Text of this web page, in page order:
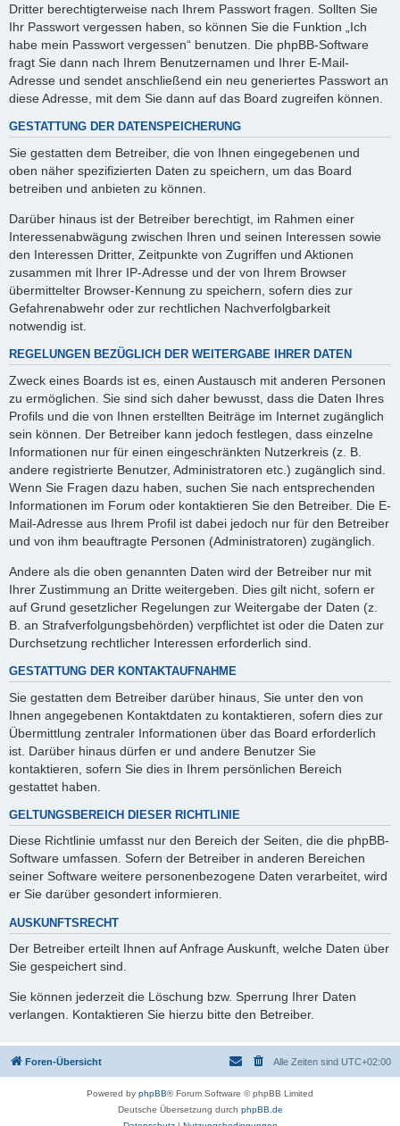
Dritter berechtigterweise nach Ihrem Passwort fragen. Sollten Sie
Ihr Passwort vergessen haben, so können Sie die Funktion „Ich
habe mein Passwort vergessen“ benutzen. Die phpBB-Software
fragt Sie dann nach Ihrem Benutzernamen und Ihrer E-Mail-
Adresse und sendet anschließend ein neu generiertes Passwort an
diese Adresse, mit dem Sie dann auf das Board zugreifen können.
GESTATTUNG DER DATENSPEICHERUNG
Sie gestatten dem Betreiber, die von Ihnen eingegebenen und
oben näher spezifizierten Daten zu speichern, um das Board
betreiben und anbieten zu können.
Darüber hinaus ist der Betreiber berechtigt, im Rahmen einer
Interessenabwägung zwischen Ihren und seinen Interessen sowie
den Interessen Dritter, Zeitpunkte von Zugriffen und Aktionen
zusammen mit Ihrer IP-Adresse und der von Ihrem Browser
übermittelter Browser-Kennung zu speichern, sofern dies zur
Gefahrenabwehr oder zur rechtlichen Nachverfolgbarkeit
notwendig ist.
REGELUNGEN BEZÜGLICH DER WEITERGABE IHRER DATEN
Zweck eines Boards ist es, einen Austausch mit anderen Personen
zu ermöglichen. Sie sind sich daher bewusst, dass die Daten Ihres
Profils und die von Ihnen erstellten Beiträge im Internet zugänglich
sein können. Der Betreiber kann jedoch festlegen, dass einzelne
Informationen nur für einen eingeschränkten Nutzerkreis (z. B.
andere registrierte Benutzer, Administratoren etc.) zugänglich sind.
Wenn Sie Fragen dazu haben, suchen Sie nach entsprechenden
Informationen im Forum oder kontaktieren Sie den Betreiber. Die E-
Mail-Adresse aus Ihrem Profil ist dabei jedoch nur für den Betreiber
und von ihm beauftragte Personen (Administratoren) zugänglich.
Andere als die oben genannten Daten wird der Betreiber nur mit
Ihrer Zustimmung an Dritte weitergeben. Dies gilt nicht, sofern er
auf Grund gesetzlicher Regelungen zur Weitergabe der Daten (z.
B. an Strafverfolgungsbehörden) verpflichtet ist oder die Daten zur
Durchsetzung rechtlicher Interessen erforderlich sind.
GESTATTUNG DER KONTAKTAUFNAHME
Sie gestatten dem Betreiber darüber hinaus, Sie unter den von
Ihnen angegebenen Kontaktdaten zu kontaktieren, sofern dies zur
Übermittlung zentraler Informationen über das Board erforderlich
ist. Darüber hinaus dürfen er und andere Benutzer Sie
kontaktieren, sofern Sie dies in Ihrem persönlichen Bereich
gestattet haben.
GELTUNGSBEREICH DIESER RICHTLINIE
Diese Richtlinie umfasst nur den Bereich der Seiten, die die phpBB-
Software umfassen. Sofern der Betreiber in anderen Bereichen
seiner Software weitere personenbezogene Daten verarbeitet, wird
er Sie darüber gesondert informieren.
AUSKUNFTSRECHT
Der Betreiber erteilt Ihnen auf Anfrage Auskunft, welche Daten über
Sie gespeichert sind.
Sie können jederzeit die Löschung bzw. Sperrung Ihrer Daten
verlangen. Kontaktieren Sie hierzu bitte den Betreiber.
Foren-Übersicht Alle Zeiten sind UTC+02:00
Powered by phpBB® Forum Software © phpBB Limited
Deutsche Übersetzung durch phpBB.de